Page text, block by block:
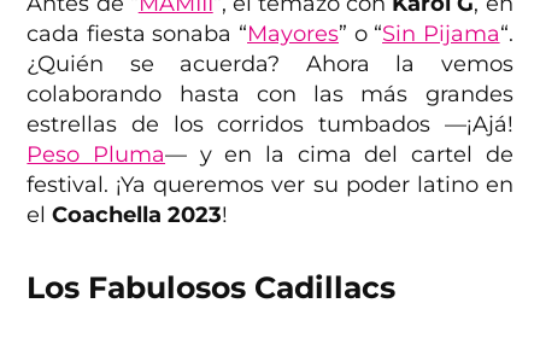
cada fiesta sonaba “Mayores” o “Sin Pijama“.
¿Quién se acuerda? Ahora la vemos
colaborando hasta con las más grandes
estrellas de los corridos tumbados —¡Ajá!
Peso Pluma— y en la cima del cartel de
festival. ¡Ya queremos ver su poder latino en
elCoachella 2023!
Los Fabulosos Cadillacs